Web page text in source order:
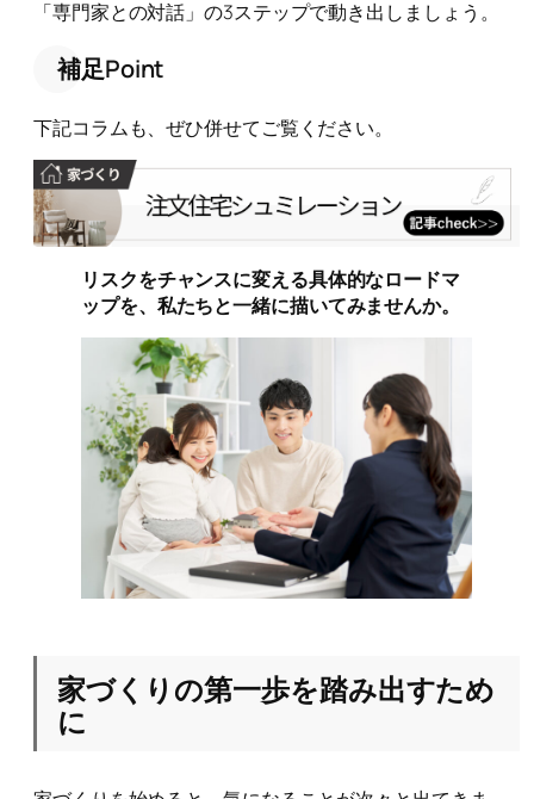
「専門家との対話」の3ステップで動き出しましょう。
補足Point
下記コラムも、ぜひ併せてご覧ください。
リスクをチャンスに変える具体的なロードマ
ップを、私たちと一緒に描いてみませんか。
家づくりの第一歩を踏み出すため
に